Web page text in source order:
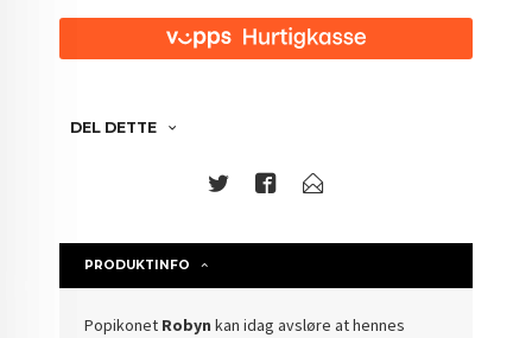
DEL DETTE
PRODUKTINFO
Popikonet Robyn kan idag avsløre at hennes